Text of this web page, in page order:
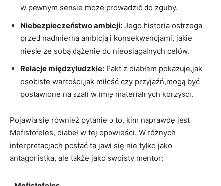
w pewnym sensie może prowadzić do zguby.
Niebezpieczeństwo ambicji: Jego historia ostrzega
przed nadmierną ambicją i konsekwencjami, jakie
niesie ze sobą dążenie do nieosiągalnych celów.
Relacje międzyludzkie: Pakt z diabłem pokazuje,jak
osobiste wartości,jak miłość czy przyjaźń,mogą być
postawione na szali w imię materialnych korzyści.
Pojawia się również pytanie o to, kim naprawdę jest
Mefistofeles, diabeł w tej opowieści. W różnych
interpretacjach postać ta jawi się nie tylko jako
antagonistka, ale także jako swoisty mentor: